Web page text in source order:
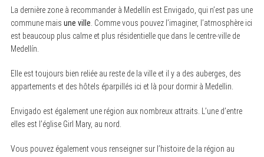
La dernière zone à recommander à Medellín est Envigado, qui n’est pas une
commune mais une ville . Comme vous pouvez l’imaginer, l’atmosphère ici
est beaucoup plus calme et plus résidentielle que dans le centre-ville de
Medellín.
Elle est toujours bien reliée au reste de la ville et il y a des auberges, des
appartements et des hôtels éparpillés ici et là pour dormir à Medellin.
Envigado est également une région aux nombreux attraits. L’une d’entre
elles est l’église Girl Mary, au nord.
Vous pouvez également vous renseigner sur l’histoire de la région au